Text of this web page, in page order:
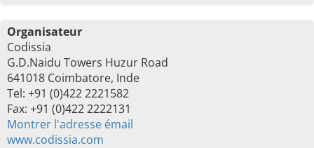
Organisateur
Codissia
G.D.Naidu Towers Huzur Road
641018 Coimbatore, Inde
Tel: +91 (0)422 2221582
Fax: +91 (0)422 2222131
Montrer l'adresse émail
www.codissia.com